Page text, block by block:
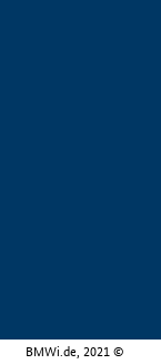
BMWi.de, 2021 ©